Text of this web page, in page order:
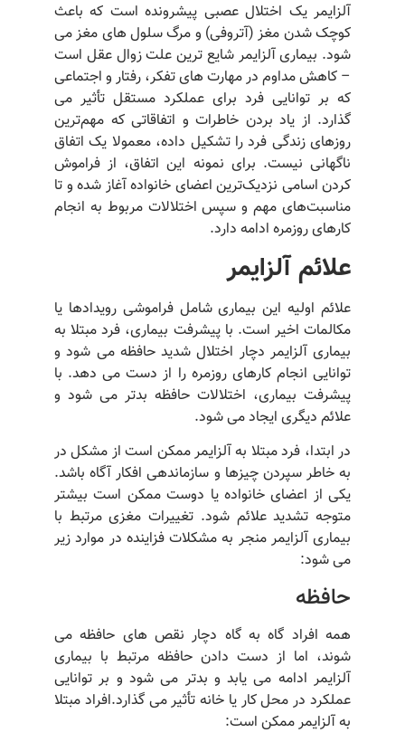
آلزایمر یک اختلال عصبی پیشرونده است که باعث
کوچک شدن مغز (آتروفی) و مرگ سلول های مغز می
شود. بیماری آلزایمر شایع ترین علت زوال عقل است
– کاهش مداوم در مهارت های تفکر، رفتار و اجتماعی
که بر توانایی فرد برای عملکرد مستقل تأثیر می
گذارد. از یاد بردن خاطرات و اتفاقاتی که مهم‌ترین
روزهای زندگی فرد را تشکیل داده، معمولا یک اتفاق
ناگهانی نیست. برای نمونه این اتفاق، از فراموش
کردن اسامی نزدیک‌ترین اعضای خانواده آغاز شده و تا
مناسبت‌های مهم و سپس اختلالات مربوط به انجام
کارهای روزمره ادامه دارد.
علائم آلزایمر
علائم اولیه این بیماری شامل فراموشی رویدادها یا
مکالمات اخیر است. با پیشرفت بیماری، فرد مبتلا به
بیماری آلزایمر دچار اختلال شدید حافظه می شود و
توانایی انجام کارهای روزمره را از دست می دهد. با
پیشرفت بیماری، اختلالات حافظه بدتر می شود و
علائم دیگری ایجاد می شود.
در ابتدا، فرد مبتلا به آلزایمر ممکن است از مشکل در
به خاطر سپردن چیزها و سازماندهی افکار آگاه باشد.
یکی از اعضای خانواده یا دوست ممکن است بیشتر
متوجه تشدید علائم شود. تغییرات مغزی مرتبط با
بیماری آلزایمر منجر به مشکلات فزاینده در موارد زیر
می شود:
حافظه
همه افراد گاه به گاه دچار نقص های حافظه می
شوند، اما از دست دادن حافظه مرتبط با بیماری
آلزایمر ادامه می یابد و بدتر می شود و بر توانایی
عملکرد در محل کار یا خانه تأثیر می گذارد.افراد مبتلا
به آلزایمر ممکن است: